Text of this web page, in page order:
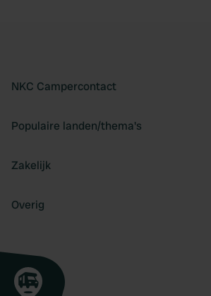
NKC Campercontact
Populaire landen/thema's
Zakelijk
Overig